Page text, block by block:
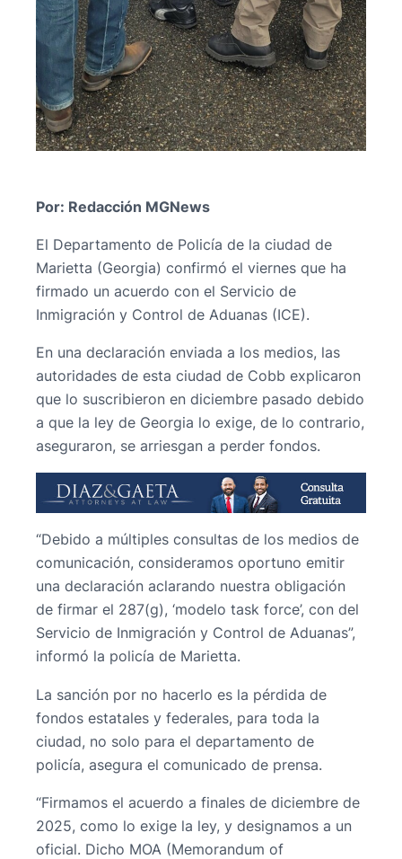
Por: Redacción MGNews
El Departamento de Policía de la ciudad de
Marietta (Georgia) confirmó el viernes que ha
firmado un acuerdo con el Servicio de
Inmigración y Control de Aduanas (ICE).
En una declaración enviada a los medios, las
autoridades de esta ciudad de Cobb explicaron
que lo suscribieron en diciembre pasado debido
a que la ley de Georgia lo exige, de lo contrario,
aseguraron, se arriesgan a perder fondos.
“Debido a múltiples consultas de los medios de
comunicación, consideramos oportuno emitir
una declaración aclarando nuestra obligación
de firmar el 287(g), ‘modelo task force’, con del
Servicio de Inmigración y Control de Aduanas”,
informó la policía de Marietta.
La sanción por no hacerlo es la pérdida de
fondos estatales y federales, para toda la
ciudad, no solo para el departamento de
policía, asegura el comunicado de prensa.
“Firmamos el acuerdo a finales de diciembre de
2025, como lo exige la ley, y designamos a un
oficial. Dicho MOA (Memorandum of